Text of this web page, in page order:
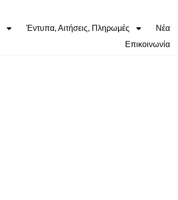
Έντυπα, Αιτήσεις, Πληρωμές
Νέα
Επικοινωνία